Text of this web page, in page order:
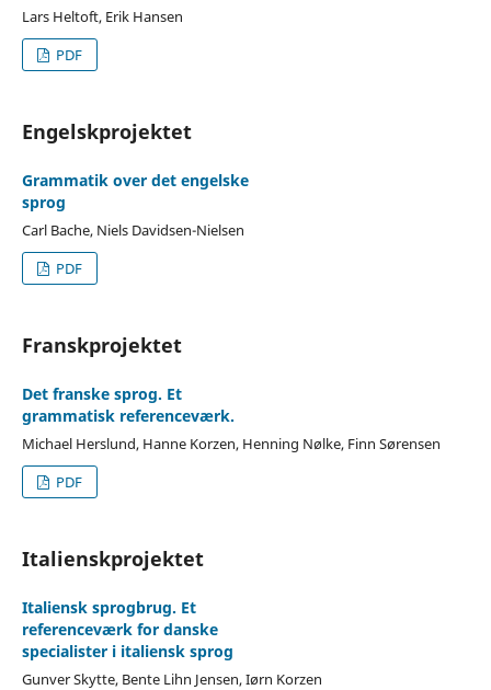
Lars Heltoft, Erik Hansen
PDF
Engelskprojektet
Grammatik over det engelske
sprog
Carl Bache, Niels Davidsen-Nielsen
PDF
Franskprojektet
Det franske sprog. Et
grammatisk referenceværk.
Michael Herslund, Hanne Korzen, Henning Nølke, Finn Sørensen
PDF
Italienskprojektet
Italiensk sprogbrug. Et
referenceværk for danske
specialister i italiensk sprog
Gunver Skytte, Bente Lihn Jensen, Iørn Korzen